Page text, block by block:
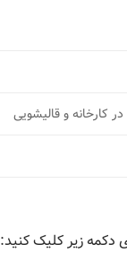
کارخانه و قالیشویی
دکمه زیر کلیک کنید: